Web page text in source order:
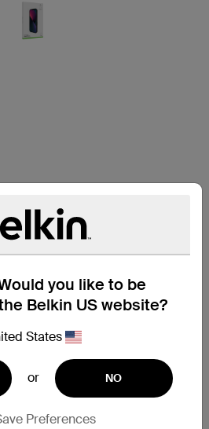
you like to be
Belkin US website?
States
or NO
Preferences